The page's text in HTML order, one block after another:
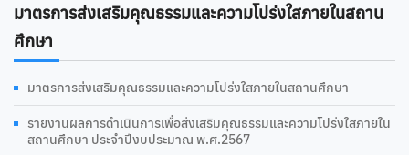
มาตรการส่งเสริมคุณธรรมและความโปร่งใสภายในสถาน
ศึกษา
มาตรการส่งเสริมคุณธรรมและความโปร่งใสภายในสถานศึกษา
รายงานผลการดําเนินการเพื่อส่งเสริมคุณธรรมและความโปร่งใสภายใน
สถานศึกษา ประจำปีงบประมาณ พ.ศ.2567